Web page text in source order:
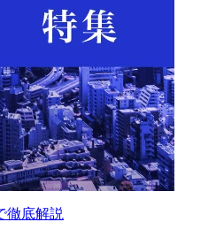
徹底解説